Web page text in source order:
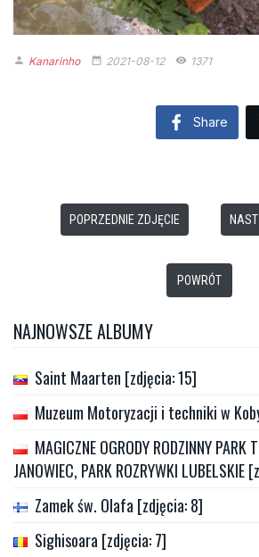
person Kanarinho date_range 2021-08-12 remove_red_eye 1371
Share
POPRZEDNIE ZDJĘCIE
POWRÓT
NAJNOWSZE ALBUMY
Saint Maarten [zdjęcia: 15]
Muzeum Motoryzacji i techniki w
MAGICZNE OGRODY RODZINNY PARK
JANOWIEC, PARK ROZRYWKI LUBELSKIE
Zamek św. Olafa [zdjęcia: 8]
Sighisoara [zdjęcia: 7]